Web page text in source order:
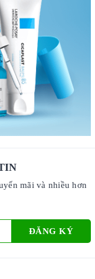
mãi và nhiều hơn
ĐĂNG KÝ